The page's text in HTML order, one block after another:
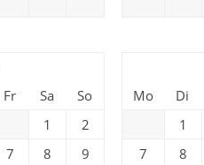
Fr Sa
So
1
2
7 8
9
Mo
Di
1
7
8